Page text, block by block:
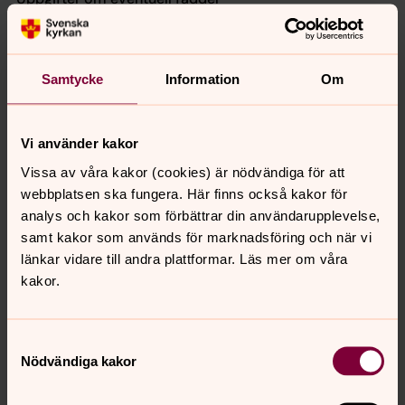
Samtycke Information Om
Vi använder kakor
Vissa av våra kakor (cookies) är nödvändiga för att
webbplatsen ska fungera. Här finns också kakor för
analys och kakor som förbättrar din användarupplevelse,
samt kakor som används för marknadsföring och när vi
länkar vidare till andra plattformar. Läs mer om våra
kakor.
Nödvändiga kakor
Om en fadder anges kommer hen att antecknas under
dopsamtalet och bevaras i dopboken för historiska
verksamhetens och den döptes berättigade intresse av
att dokumentera barnets fadder. Bevarandet sker
Vilka personuppgifter behandlar vi?
Anmälan till dop görs vanligtvis via vår
webbokningstjänst, telefon eller e-post.
Personuppgifterna lämnas av den som gör dopanmälan.
För vårdnadshavarerör det sig vanligtvis om namn,
personnummer, civilstatus, e-postadress,
dop och namn på eventuell fadder.